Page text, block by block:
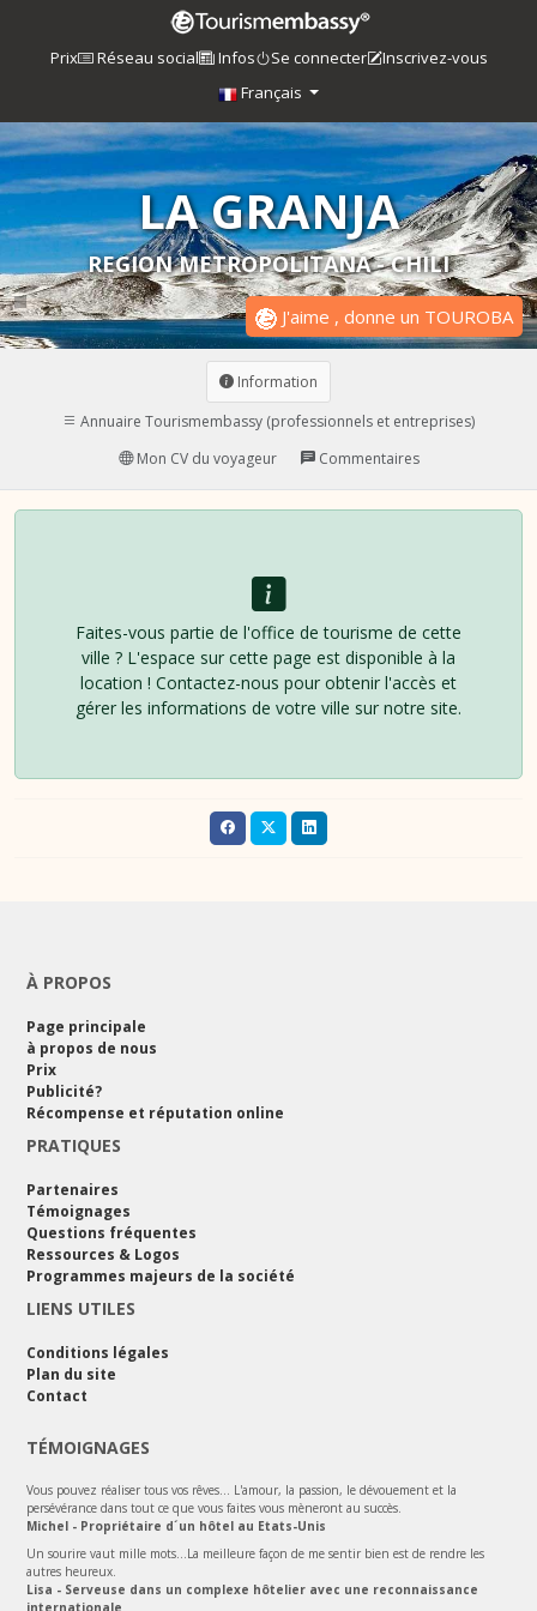
Prix Réseau social Infos Se connecter
Inscrivez-vous
Français
LA GRANJA
REGION METROPOLITANA - CHILI
J'aime , donne un TOUROBA
Information
Annuaire Tourismembassy (professionnels et entreprises)
Mon CV du voyageur
Commentaires
Faites-vous partie de l'office de tourisme de cette
ville ? L'espace sur cette page est disponible à la
location ! Contactez-nous pour obtenir l'accès et
gérer les informations de votre ville sur notre site.
À PROPOS
Page principale
à propos de nous
Prix
Publicité?
Récompense et réputation online
PRATIQUES
Partenaires
Témoignages
Questions fréquentes
Ressources & Logos
Programmes majeurs de la société
LIENS UTILES
Conditions légales
Plan du site
Contact
TÉMOIGNAGES
Vous pouvez réaliser tous vos rêves... L'amour, la passion, le dévouement et la
persévérance dans tout ce que vous faites vous mèneront au succès.
Michel - Propriétaire d´un hôtel au Etats-Unis
Un sourire vaut mille mots...La meilleure façon de me sentir bien est de rendre les
autres heureux.
Lisa - Serveuse dans un complexe hôtelier avec une reconnaissance
internationale